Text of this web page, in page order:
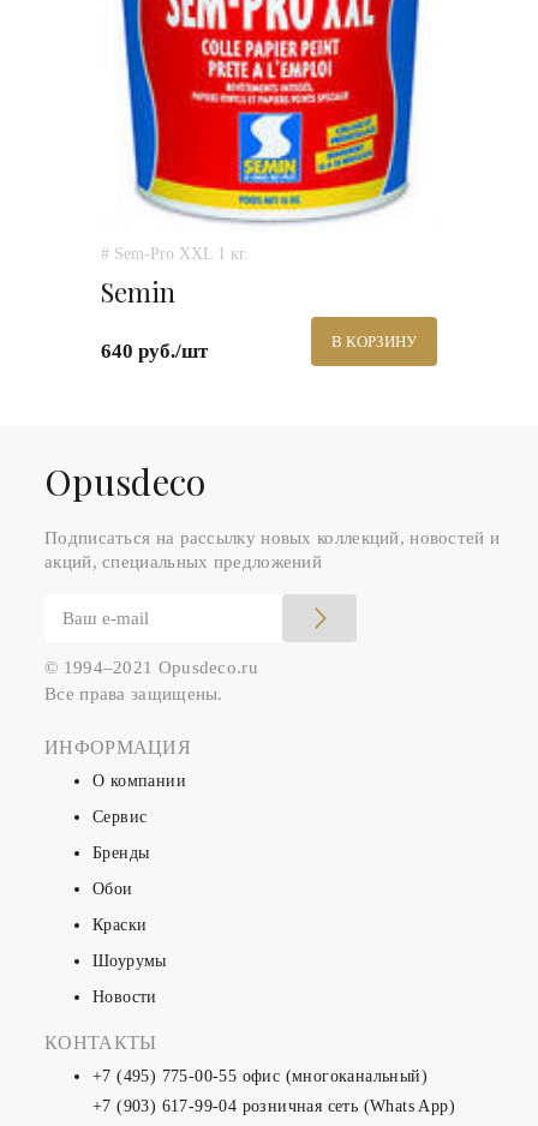
# Sem-Pro XXL 1 кг.
Semin
640 руб./шт В КОРЗИНУ
Оpusdeco
Подписаться на рассылку новых коллекций, новостей и
акций, специальных предложений
© 1994–2021 Opusdeco.ru
Все права защищены.
ИНФОРМАЦИЯ
О компании
Сервис
Бренды
Обои
Краски
Шоурумы
Новости
КОНТАКТЫ
+7 (495) 775-00-55 офис (многоканальный)
+7 (903) 617-99-04 розничная сеть (Whats App)